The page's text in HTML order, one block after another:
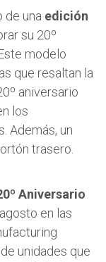
de una edición
su 20º
modelo
que resaltan la
aniversario
los
Además, un
trasero.
Aniversario
en las
unidades que